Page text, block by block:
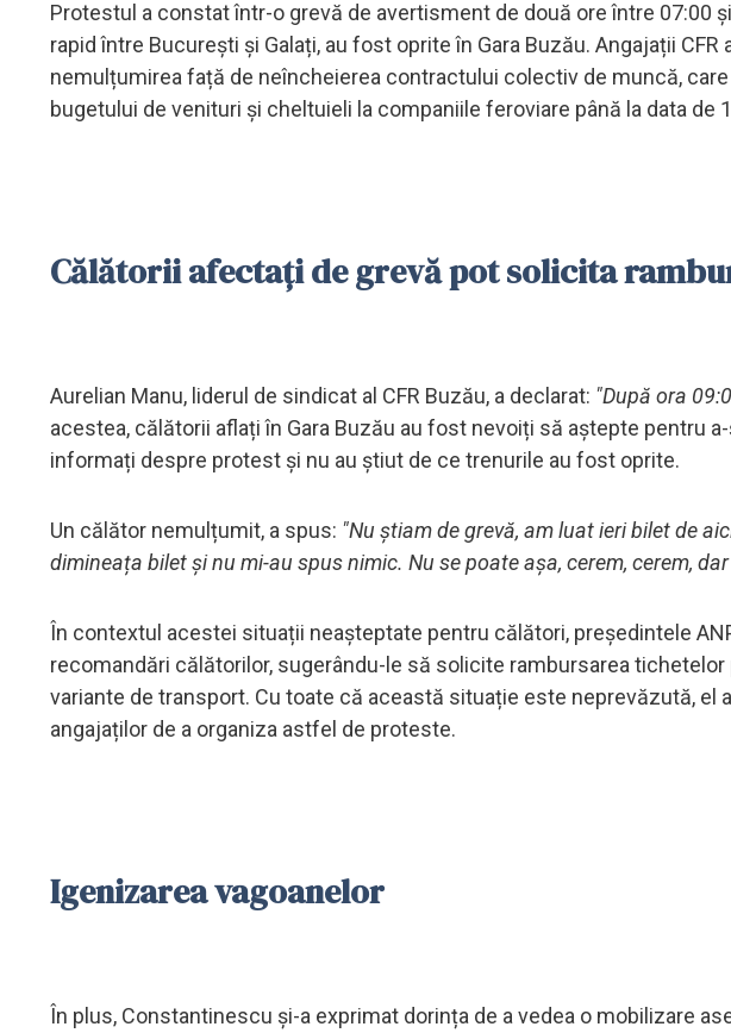
Protestul a constat într-o grevă de avertisment de două ore între 07:00
rapid între București și Galați, au fost oprite în Gara Buzău. Angajații
nemulțumirea față de neîncheierea contractului colectiv de muncă,
bugetului de venituri și cheltuieli la companiile feroviare până la data de
Călătorii afectați de grevă pot solicita
Aurelian Manu, liderul de sindicat al CFR Buzău, a declarat: "După ora
acestea, călătorii aflați în Gara Buzău au fost nevoiți să aștepte pentru
informați despre protest și nu au știut de ce trenurile au fost oprite.
Un călător nemulțumit, a spus: "Nu știam de grevă, am luat ieri bilet de
dimineața bilet și nu mi-au spus nimic. Nu se poate așa, cerem, cerem,
În contextul acestei situații neașteptate pentru călători, președintele
recomandări călătorilor, sugerându-le să solicite rambursarea
variante de transport. Cu toate că această situație este neprevăzută, el
angajaților de a organiza astfel de proteste.
Igenizarea vagoanelor
În plus, Constantinescu și-a exprimat dorința de a vedea o mobilizare